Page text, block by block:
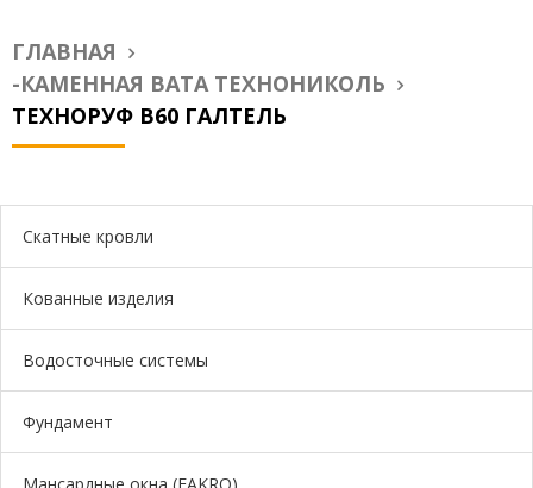
Вы здесь
ГЛАВНАЯ
-КАМЕННАЯ ВАТА ТЕХНОНИКОЛЬ
ТЕХНОРУФ В60 ГАЛТЕЛЬ
Скатные кровли
Кованные изделия
Водосточные системы
Фундамент